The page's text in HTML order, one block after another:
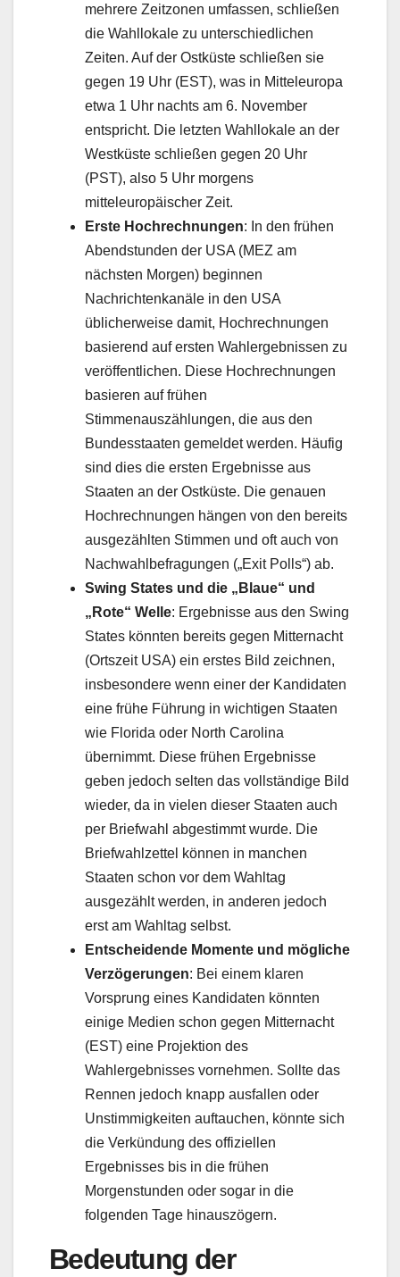
mehrere Zeitzonen umfassen, schließen
die Wahllokale zu unterschiedlichen
Zeiten. Auf der Ostküste schließen sie
gegen 19 Uhr (EST), was in Mitteleuropa
etwa 1 Uhr nachts am 6. November
entspricht. Die letzten Wahllokale an der
Westküste schließen gegen 20 Uhr
(PST), also 5 Uhr morgens
mitteleuropäischer Zeit.
Erste Hochrechnungen: In den frühen
Abendstunden der USA (MEZ am
nächsten Morgen) beginnen
Nachrichtenkanäle in den USA
üblicherweise damit, Hochrechnungen
basierend auf ersten Wahlergebnissen zu
veröffentlichen. Diese Hochrechnungen
basieren auf frühen
Stimmenauszählungen, die aus den
Bundesstaaten gemeldet werden. Häufig
sind dies die ersten Ergebnisse aus
Staaten an der Ostküste. Die genauen
Hochrechnungen hängen von den bereits
ausgezählten Stimmen und oft auch von
Nachwahlbefragungen („Exit Polls“) ab.
Swing States und die „Blaue“ und
„Rote“ Welle: Ergebnisse aus den Swing
States könnten bereits gegen Mitternacht
(Ortszeit USA) ein erstes Bild zeichnen,
insbesondere wenn einer der Kandidaten
eine frühe Führung in wichtigen Staaten
wie Florida oder North Carolina
übernimmt. Diese frühen Ergebnisse
geben jedoch selten das vollständige Bild
wieder, da in vielen dieser Staaten auch
per Briefwahl abgestimmt wurde. Die
Briefwahlzettel können in manchen
Staaten schon vor dem Wahltag
ausgezählt werden, in anderen jedoch
erst am Wahltag selbst.
Entscheidende Momente und mögliche
Verzögerungen: Bei einem klaren
Vorsprung eines Kandidaten könnten
einige Medien schon gegen Mitternacht
(EST) eine Projektion des
Wahlergebnisses vornehmen. Sollte das
Rennen jedoch knapp ausfallen oder
Unstimmigkeiten auftauchen, könnte sich
die Verkündung des offiziellen
Ergebnisses bis in die frühen
Morgenstunden oder sogar in die
folgenden Tage hinauszögern.
Bedeutung der